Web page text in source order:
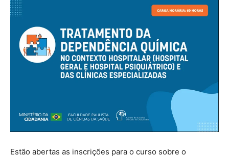
Estão abertas as inscrições para o curso sobre o